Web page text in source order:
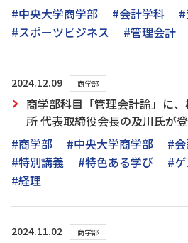
#中央大学商学部
#会計学科
#スポーツビジネス
#管理会計
2024.12.09 商学部
商学部科目「管理会計論」に
所 代表取締役会長の及川氏が
#商学部
#中央大学商学部 #
#特別講義
#特色ある学び
#
#経理
2024.11.02 商学部